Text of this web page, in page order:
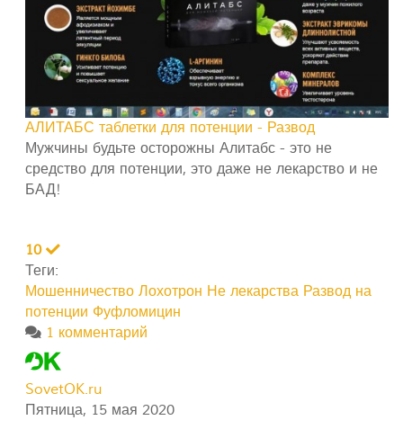
АЛИТАБС таблетки для потенции - Развод
Мужчины будьте осторожны Алитабс - это не
средство для потенции, это даже не лекарство и не
БАД!
10
Теги:
Мошенничество Лохотрон Не лекарства Развод на
потенции Фуфломицин
1 комментарий
SovetOK.ru
Пятница, 15 мая 2020